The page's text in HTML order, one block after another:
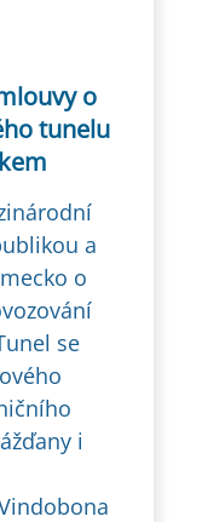
o
tunelu
a
o
se
i